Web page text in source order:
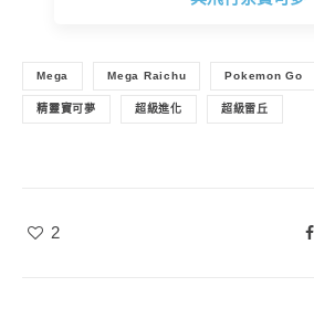
Mega Mega Raichu Pokemon Go
精靈寶可夢 超級進化 超級雷丘
2